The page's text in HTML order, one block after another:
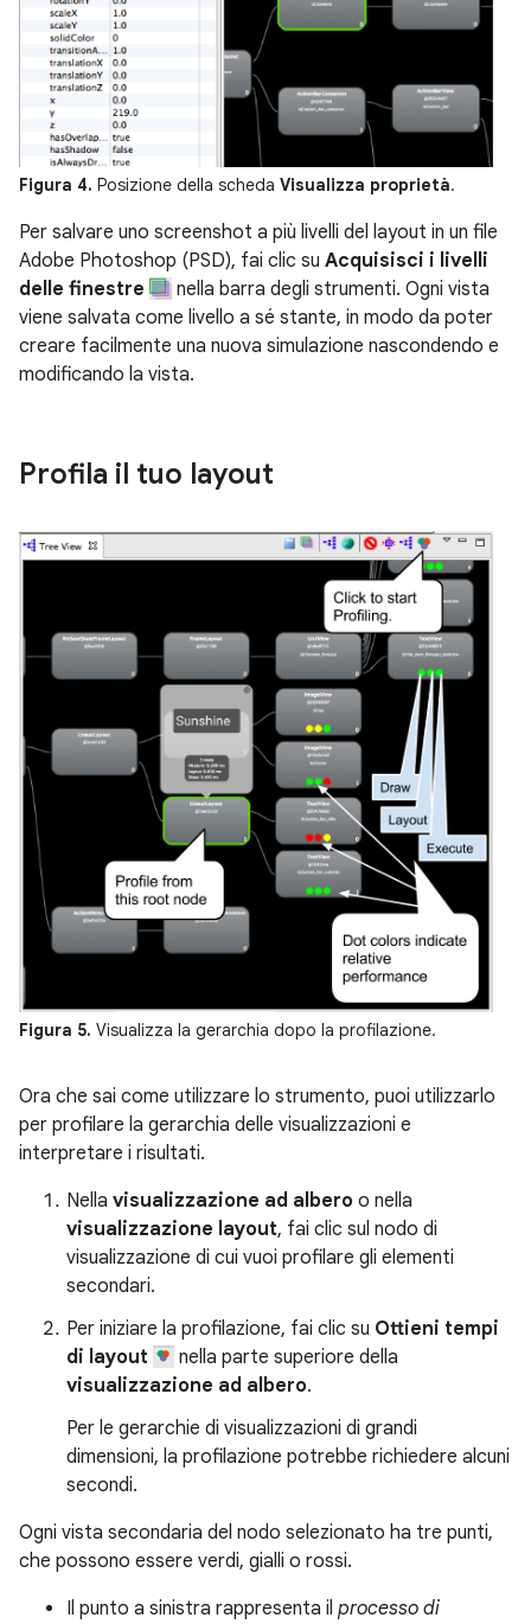
Figura 4. Posizione della scheda Visualizza proprietà.
Per salvare uno screenshot a più livelli del layout in un file
Adobe Photoshop (PSD), fai clic su Acquisisci i livelli
delle finestre
nella barra degli strumenti. Ogni vista
viene salvata come livello a sé stante, in modo da poter
creare facilmente una nuova simulazione nascondendo e
modificando la vista.
Profila il tuo layout
Figura 5. Visualizza la gerarchia dopo la profilazione.
Ora che sai come utilizzare lo strumento, puoi utilizzarlo
per profilare la gerarchia delle visualizzazioni e
interpretare i risultati.
Nella visualizzazione ad albero o nella
visualizzazione layout, fai clic sul nodo di
visualizzazione di cui vuoi profilare gli elementi
secondari.
Per iniziare la profilazione, fai clic su Ottieni tempi
di layout
nella parte superiore della
visualizzazione ad albero.
Per le gerarchie di visualizzazioni di grandi
dimensioni, la profilazione potrebbe richiedere alcuni
secondi.
Ogni vista secondaria del nodo selezionato ha tre punti,
che possono essere verdi, gialli o rossi.
Il punto a sinistra rappresenta il processo di